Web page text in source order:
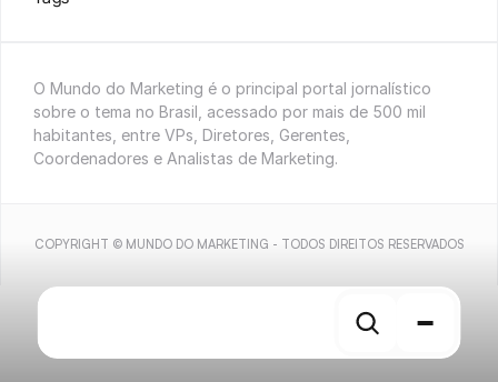
O Mundo do Marketing é o principal portal jornalístico
sobre o tema no Brasil, acessado por mais de 500 mil
habitantes, entre VPs, Diretores, Gerentes,
Coordenadores e Analistas de Marketing.
COPYRIGHT © MUNDO DO MARKETING - TODOS DIREITOS RESERVADOS